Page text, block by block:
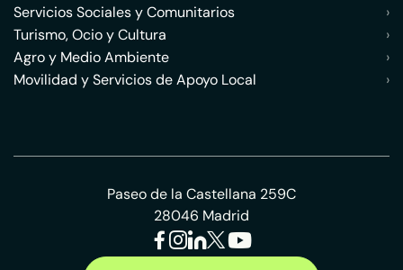
Servicios Sociales y Comunitarios
›
Turismo, Ocio y Cultura
›
Agro y Medio Ambiente
›
Movilidad y Servicios de Apoyo Local
›
Paseo de la Castellana 259C
28046 Madrid